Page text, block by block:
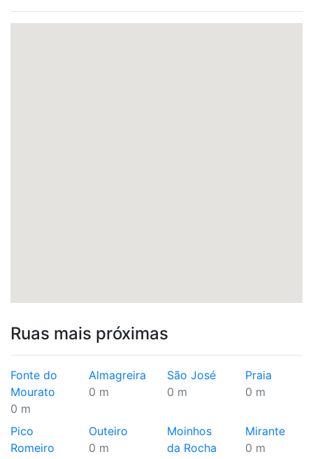
Ruas mais próximas
Fonte do
Mourato
0 m
Almagreira
0 m
São José
0 m
Praia
0 m
Pico
Romeiro
Outeiro
0 m
Moinhos
da Rocha
Mirante
0 m